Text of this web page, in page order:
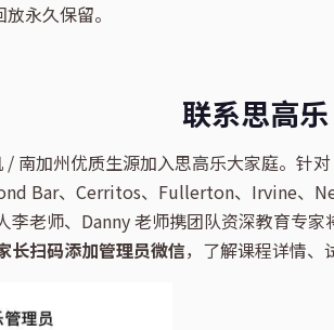
永久保留。
联系思高乐
南加州优质生源加入思高乐大家庭。针
Bar、Cerritos、Fullerton、Irvine、
李老师、Danny 老师携团队资深教育专家
长扫码添加管理员微信，了解课程详情、